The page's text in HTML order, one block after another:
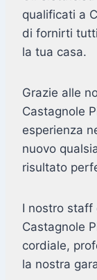
qualificati a
di fornirti
la tua casa.
Grazie alle
Castagnole
esperienza
nuovo
risultato
I nostro staff
Castagnole
cordiale,
la nostra